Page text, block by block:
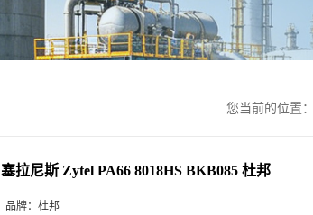
您当前的位置：
塞拉尼斯 Zytel PA66 8018HS BKB085 杜邦
品牌： 杜邦